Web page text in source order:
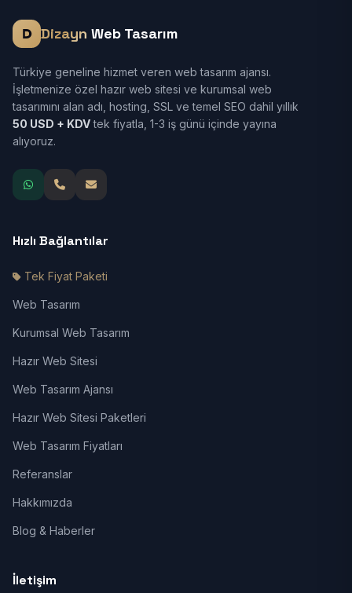
Dizayn Web Tasarım
Türkiye geneline hizmet veren web tasarım ajansı.
İşletmenize özel hazır web sitesi ve kurumsal web
tasarımını alan adı, hosting, SSL ve temel SEO dahil yıllık
50 USD + KDVtek fiyatla, 1-3 iş günü içinde yayına
alıyoruz.
Hızlı Bağlantılar
Tek Fiyat Paketi
Web Tasarım
Kurumsal Web Tasarım
Hazır Web Sitesi
Web Tasarım Ajansı
Hazır Web Sitesi Paketleri
Web Tasarım Fiyatları
Referanslar
Hakkımızda
Blog & Haberler
İletişim